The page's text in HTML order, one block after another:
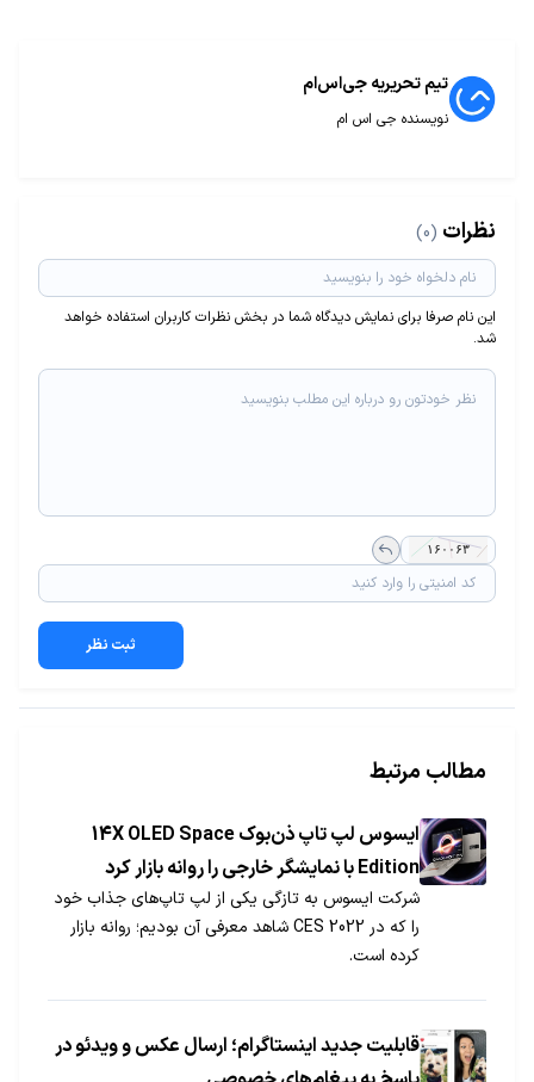
تیم تحریریه جی‌اس‌ام
نویسنده جی اس ام
نظرات (0)
این نام صرفا برای نمایش دیدگاه شما در بخش نظرات کاربران استفاده خواهد
شد.
ثبت نظر
مطالب مرتبط
ایسوس لپ تاپ ذن‌بوک 14X OLED Space
Edition با نمایشگر خارجی را روانه بازار کرد
شرکت ایسوس به تازگی یکی از لپ تاپ‌های جذاب خود
را که در CES 2022 شاهد معرفی آن بودیم؛ روانه بازار
کرده است.
قابلیت جدید اینستاگرام؛ ارسال عکس و ویدئو در